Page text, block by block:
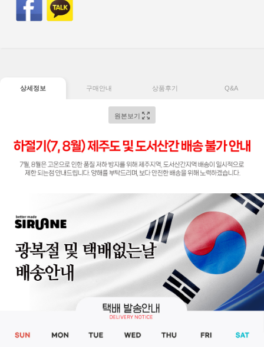
상세정보 구매안내 상품후기 Q&A
원본보기